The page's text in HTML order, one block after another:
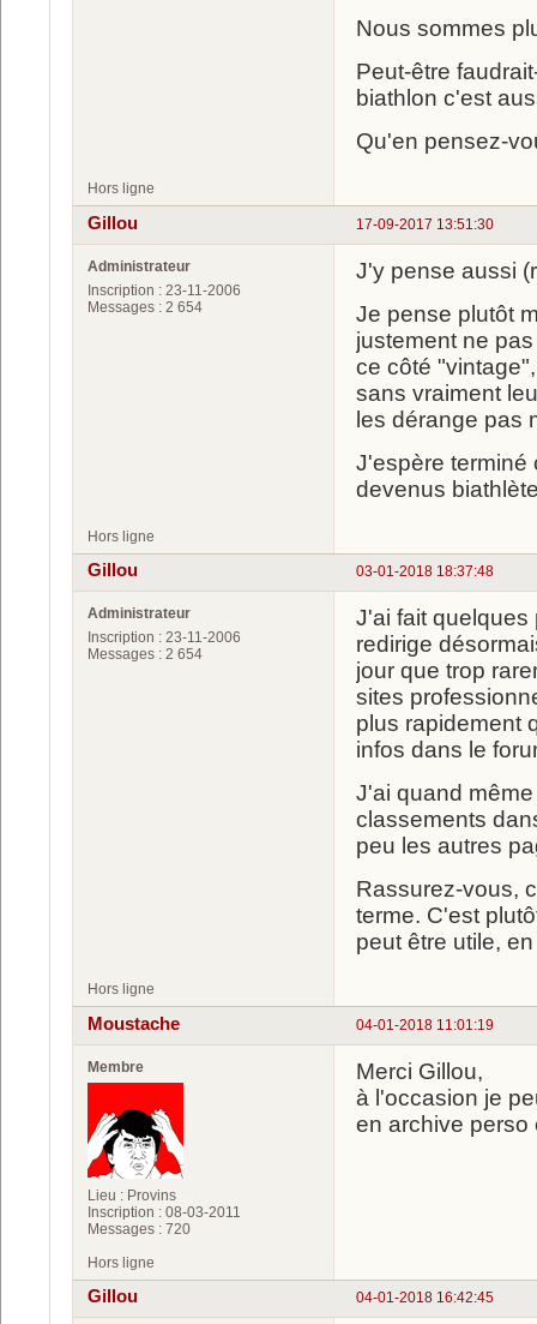
Nous sommes
Peut-être
biathlon c'est
Qu'en pensez-
Hors ligne
17-09-2017 13:51:30
Gillou
Administrateur
Inscription : 23-11-2006
Messages : 2 654
J'y pense aussi
Je pense plutôt
justement ne
ce côté
sans vraiment
les dérange pas
J'espère terminé
devenus
Hors ligne
03-01-2018 18:37:48
Gillou
Administrateur
Inscription : 23-11-2006
Messages : 2 654
J'ai fait quelques
redirige
jour que trop
sites
plus rapidement
infos dans le
J'ai quand
classements
peu les autres
Rassurez-vous,
terme. C'est
peut être utile,
Hors ligne
04-01-2018 11:01:19
Moustache
Membre
Lieu : Provins
Inscription : 08-03-2011
Messages : 720
Merci Gillou,
à l'occasion je
en archive perso
Hors ligne
04-01-2018 16:42:45
Gillou